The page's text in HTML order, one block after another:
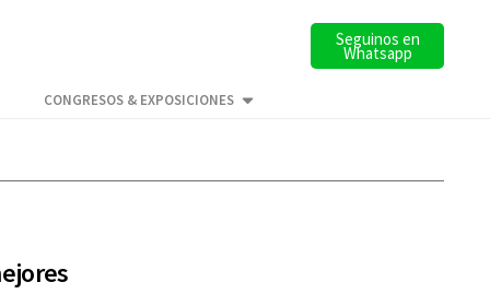
Seguinos en
Whatsapp
CONGRESOS & EXPOSICIONES